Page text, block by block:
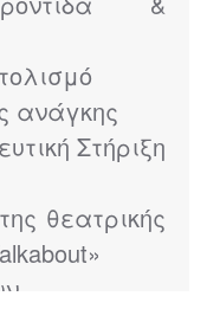
ανάγκης
Στήριξη
θεατρικής